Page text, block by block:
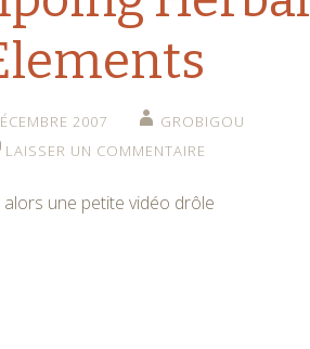
2007
GROBIGOU
LAISSER UN COMMENTAIRE
alors une petite vidéo drôle